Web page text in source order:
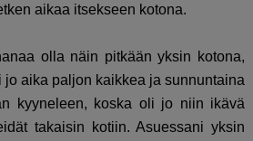
aikaa itsekseen kotona.
olla näin pitkään yksin kotona,
aika paljon kaikkea ja sunnuntaina
kyyneleen, koska oli jo niin ikävä
takaisin kotiin. Asuessani yksin